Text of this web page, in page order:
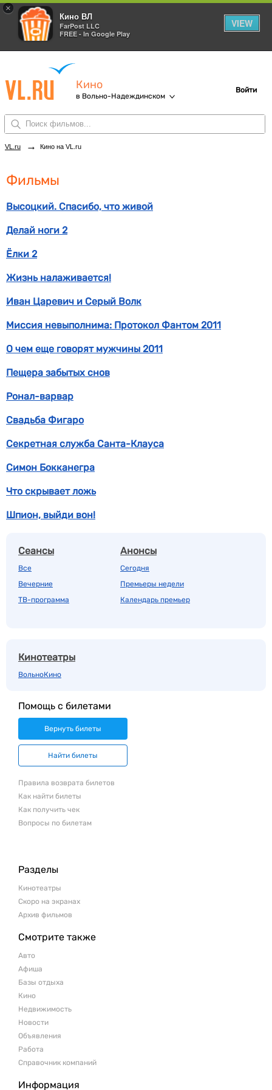
×
Кино ВЛ
FarPost LLC
FREE - In Google Play
VIEW
Кино
в Вольно-Надеждинском
Войти
VL.ru → Кино на VL.ru
Фильмы
Высоцкий. Спасибо, что живой
Делай ноги 2
Ёлки 2
Жизнь налаживается!
Иван Царевич и Серый Волк
Миссия невыполнима: Протокол Фантом 2011
О чем еще говорят мужчины 2011
Пещера забытых снов
Ронал-варвар
Свадьба Фигаро
Секретная служба Санта-Клауса
Симон Бокканегра
Что скрывает ложь
Шпион, выйди вон!
Сеансы
Все
Вечерние
ТВ-программа
Анонсы
Сегодня
Премьеры недели
Календарь премьер
Кинотеатры
ВольноКино
Помощь с билетами
Вернуть билеты
Найти билеты
Правила возврата билетов
Как найти билеты
Как получить чек
Вопросы по билетам
Разделы
Кинотеатры
Скоро на экранах
Архив фильмов
Смотрите также
Авто
Афиша
Базы отдыха
Кино
Недвижимость
Новости
Объявления
Работа
Справочник компаний
Информация